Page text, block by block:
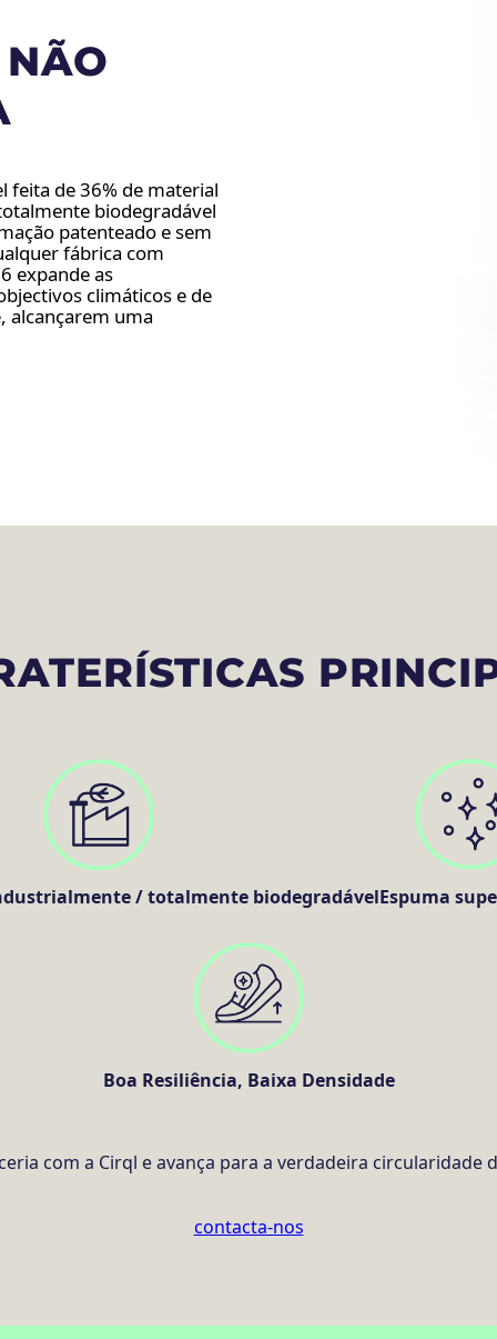
feita de 36% de material
biodegradável
patenteado e sem
fábrica com
expande as
climáticos e de
alcançarem uma
/ totalmente biodegradávelEspuma
Boa Resiliência, Baixa Densidade
com a Cirql e avança para a verdadeira circularidade
contacta-nos